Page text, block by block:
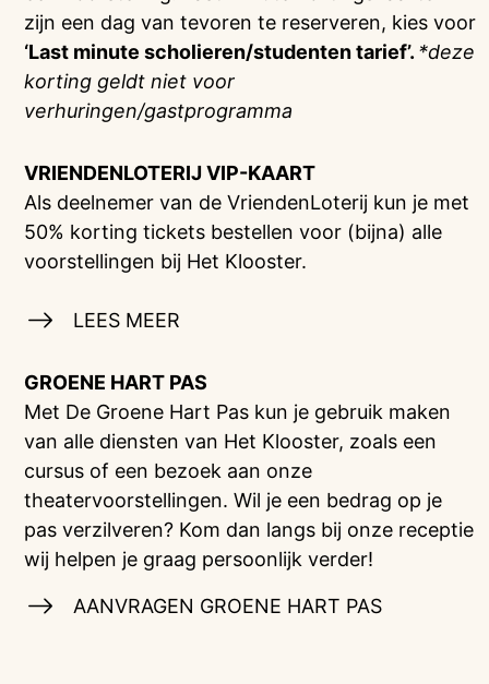
zijn een dag van tevoren te reserveren, kies voor
‘Last minute scholieren/studenten tarief’. *deze
korting geldt niet voor
verhuringen/gastprogramma
VRIENDENLOTERIJVIP-KAART
Als deelnemer van de VriendenLoterij kun je met
50% korting tickets bestellen voor (bijna) alle
voorstellingen bij Het Klooster.
LEES MEER
GROENE HART PAS
Met De Groene Hart Pas kun je gebruik maken
van alle diensten van Het Klooster, zoals een
cursus of een bezoek aan onze
theatervoorstellingen. Wil je een bedrag op je
pas verzilveren? Kom dan langs bij onze receptie
wij helpen je graag persoonlijk verder!
AANVRAGEN GROENE HART PAS